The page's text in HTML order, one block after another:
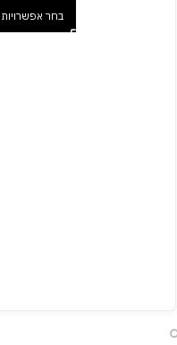
בחר אפשרויות